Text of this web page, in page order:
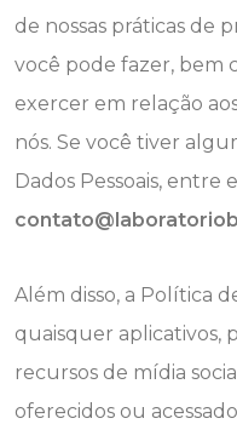
de nossas práticas de
você pode fazer, bem
exercer em relação
nós. Se você tiver
Dados Pessoais, entre
Além disso, a Política
quaisquer aplicativos,
recursos de mídia
oferecidos ou